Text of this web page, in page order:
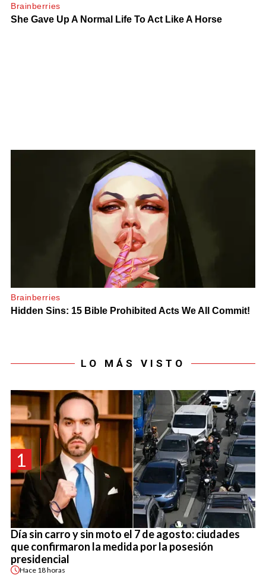
LO MÁS VISTO
1
Día sin carro y sin moto el 7 de agosto: ciudades
que confirmaron la medida por la posesión
presidencial
Hace 18 horas